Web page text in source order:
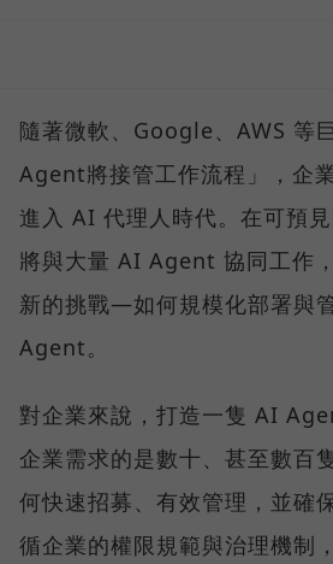
隨著微軟、Google、AWS 等
Agent將接管工作流程」，企
進入 AI 代理人時代。在可預
將與大量 AI Agent 協同工作
新的挑戰—如何規模化部署與
Agent。
對企業來說，打造一隻 AI
企業需求的是數十、甚至數百
何快速招募、有效管理，並確
循企業的權限規範與治理機制